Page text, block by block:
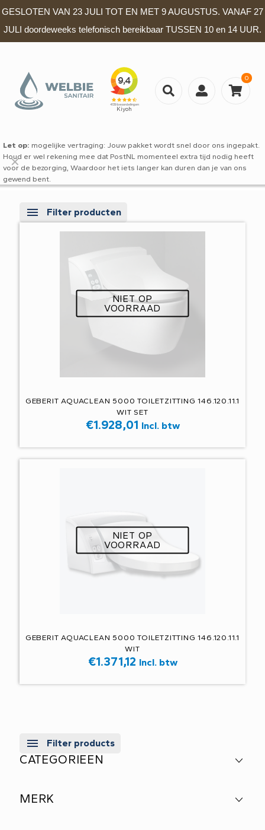
GESLOTEN VAN 23 JULI TOT EN MET 9 AUGUSTUS. VANAF 27
JULI doordeweeks telefonisch bereikbaar TUSSEN 10 en 14 UUR.
0
Let op: mogelijke vertraging: Jouw pakket wordt snel door ons ingepakt.
Houd er wel rekening mee dat PostNL momenteel extra tijd nodig heeft
voor de bezorging, Waardoor het iets langer kan duren dan je van ons
gewend bent.
✕
Filter producten
NIET OP
VOORRAAD
GEBERIT AQUACLEAN 5000 TOILETZITTING 146.120.11.1
WIT SET
€1.928,01 Incl. btw
NIET OP
VOORRAAD
GEBERIT AQUACLEAN 5000 TOILETZITTING 146.120.11.1
WIT
€1.371,12 Incl. btw
Filter products
CATEGORIEEN
MERK